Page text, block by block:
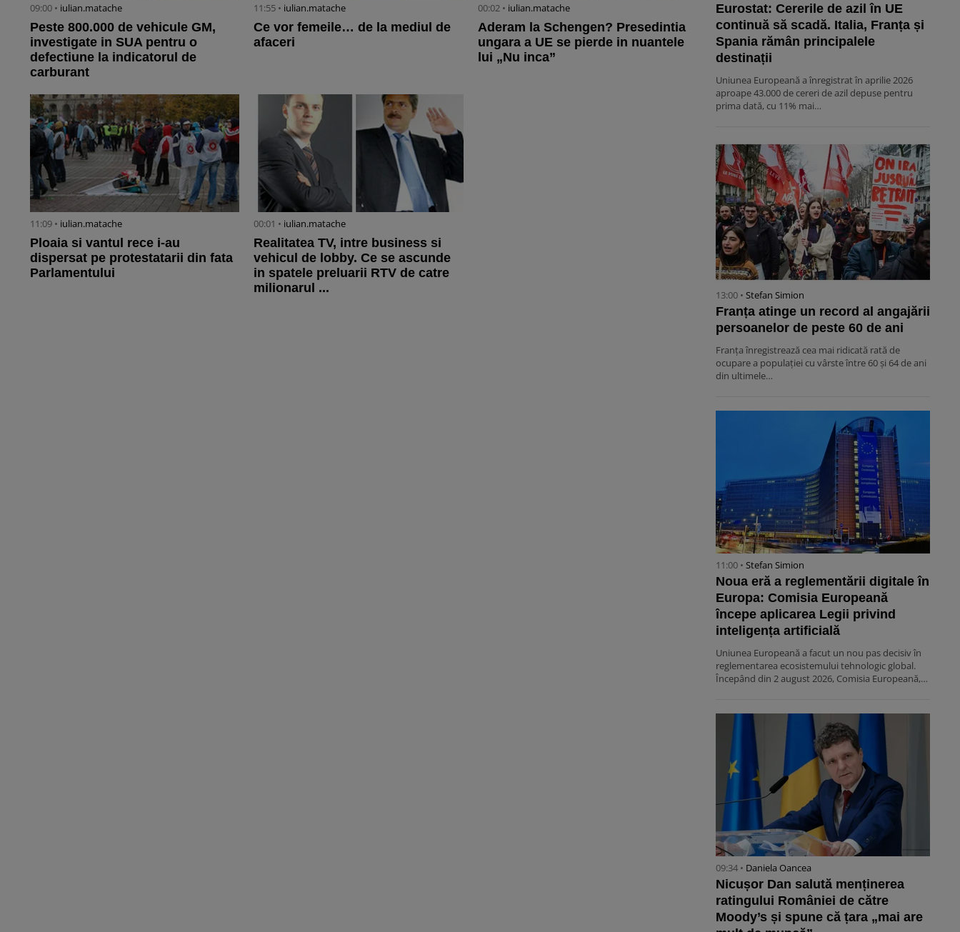
09:00 • iulian.matache
Peste 800.000 de vehicule GM,
investigate in SUA pentru o
defectiune la indicatorul de
carburant
11:55 • iulian.matache
Ce vor femeile… de la mediul de
afaceri
00:02 • iulian.matache
Aderam la Schengen? Presedintia
ungara a UE se pierde in nuantele
lui „Nu inca”
11:09 • iulian.matache
Ploaia si vantul rece i-au
dispersat pe protestatarii din fata
Parlamentului
00:01 • iulian.matache
Realitatea TV, intre business si
vehicul de lobby. Ce se ascunde
in spatele preluarii RTV de catre
milionarul ...
Eurostat: Cererile de azil în UE
continuă să scadă. Italia, Franța și
Spania rămân principalele
destinații
Uniunea Europeană a înregistrat în aprilie 2026
aproape 43.000 de cereri de azil depuse pentru
prima dată, cu 11% mai…
13:00 • Stefan Simion
Franța atinge un record al angajării
persoanelor de peste 60 de ani
Franța înregistrează cea mai ridicată rată de
ocupare a populației cu vârste între 60 și 64 de ani
din ultimele…
11:00 • Stefan Simion
Noua eră a reglementării digitale în
Europa: Comisia Europeană
începe aplicarea Legii privind
inteligența artificială
Uniunea Europeană a facut un nou pas decisiv în
reglementarea ecosistemului tehnologic global.
Începând din 2 august 2026, Comisia Europeană,…
09:34 • Daniela Oancea
Nicușor Dan salută menținerea
ratingului României de către
Moody’s și spune că țara „mai are